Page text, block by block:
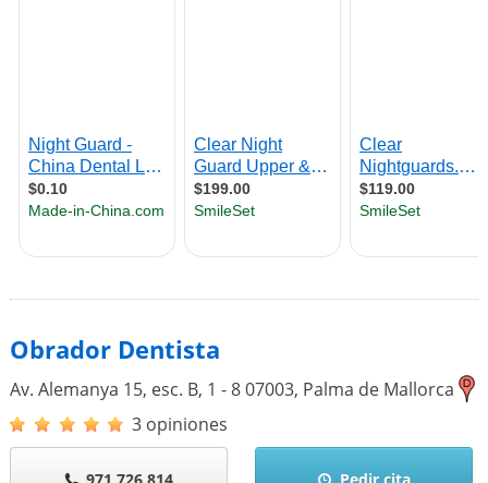
Obrador Dentista
Av. Alemanya 15, esc. B, 1 - 807003, Palma de Mallorca
3 opiniones